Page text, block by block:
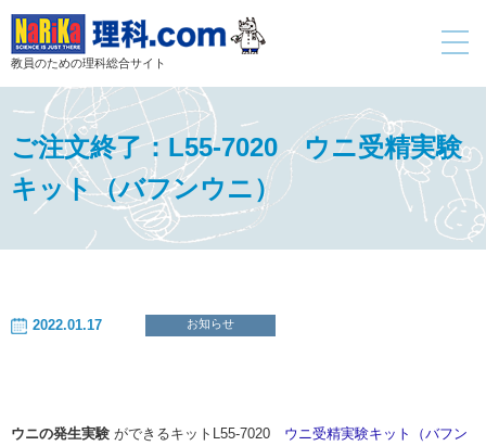
教員のための理科総合サイト
toggle
ご注文終了：L55-7020 ウニ受精実験
キット（バフンウニ）
2022.01.17 お知らせ
ウニの発生実験 ができるキットL55-7020 ウニ受精実験キット（バフン